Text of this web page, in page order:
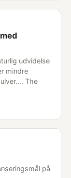
udvidelse
mindre
The
på